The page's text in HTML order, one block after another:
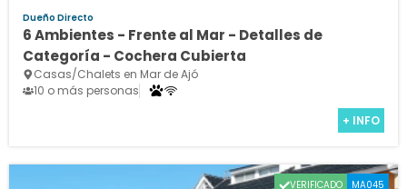
Dueño Directo
6 Ambientes - Frente al Mar - Detalles de
Categoría - Cochera Cubierta
Casas/Chalets en Mar de Ajó
10 o más personas
+ INFO
VERIFICADO MA045